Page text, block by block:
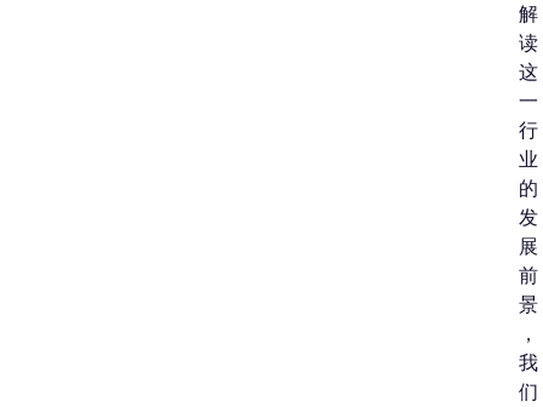
解
读
这
一
行
业
的
发
展
前
景
，
我
们